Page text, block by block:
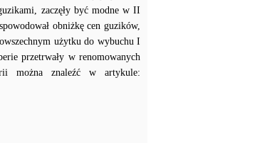
zaczęły być modne w II
obniżkę cen guzików,
użytku do wybuchu I
przetrwały w renomowanych
można znaleźć w artykule: